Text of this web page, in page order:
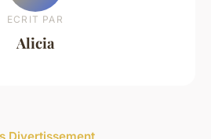
ECRIT PAR
Alicia
Divertissement